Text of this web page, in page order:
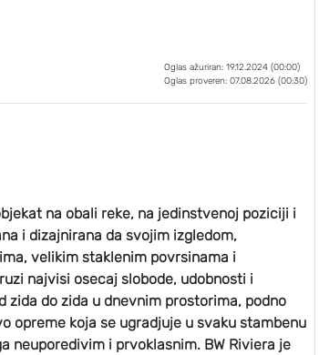
Oglas ažuriran: 19.12.2024 (00:00)
Oglas proveren: 07.08.2026 (00:30)
na obali reke, na jedinstvenoj poziciji i
i dizajnirana da svojim izgledom,
velikim staklenim povrsinama i
najvisi osecaj slobode, udobnosti i
zida do zida u dnevnim prostorima, podno
opreme koja se ugradjuje u svaku stambenu
neuporedivim i prvoklasnim. BW Riviera je